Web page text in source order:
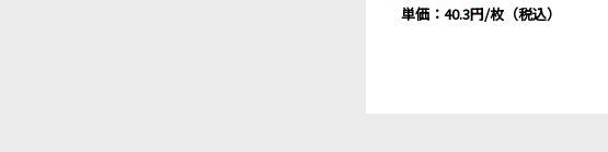
単価：40.3円/枚（税込）